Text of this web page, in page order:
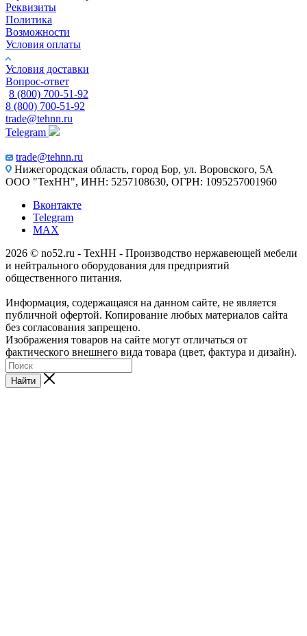
Реквизиты
Политика
Возможности
Условия оплаты
Условия доставки
Вопрос-ответ
8 (800) 700-51-92
8 (800) 700-51-92
trade@tehnn.ru
Telegram
trade@tehnn.ru
Нижегородская область, город Бор, ул. Воровского, 5А
ООО "ТехНН", ИНН: 5257108630, ОГРН: 1095257001960
Вконтакте
Telegram
MAX
2026 © no52.ru - ТехНН - Производство нержавеющей мебели
и нейтрального оборудования для предприятий
общественного питания.
Информация, содержащаяся на данном сайте, не является
публичной офертой. Копирование любых материалов сайта
без согласования запрещено.
Изображения товаров на сайте могут отличаться от
фактического внешнего вида товара (цвет, фактура и дизайн).
Найти